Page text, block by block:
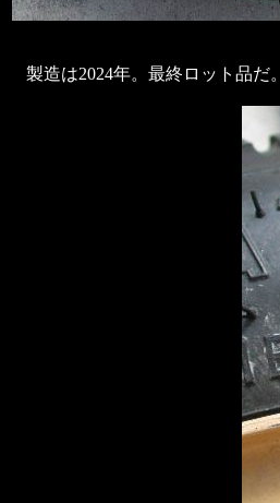
製造は2024年。最終ロット品だ。